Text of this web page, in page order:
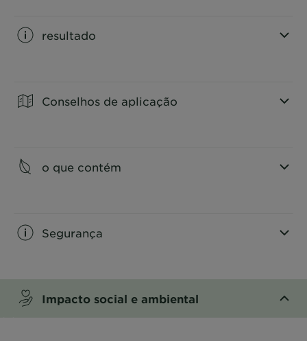
resultado
Conselhos de aplicação
o que contém
Segurança
Impacto social e ambiental